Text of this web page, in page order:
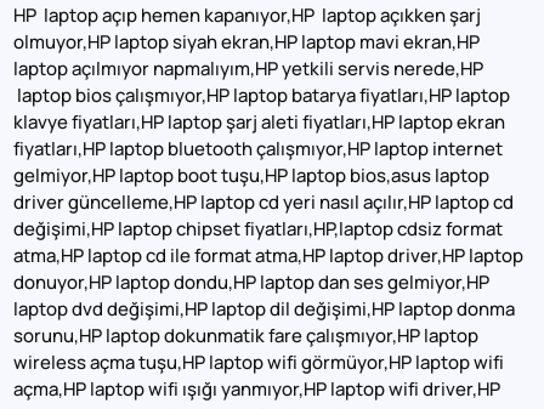
HP laptop açıp hemen kapanıyor,HP laptop açıkken şarj
olmuyor,HP laptop siyah ekran,HP laptop mavi ekran,HP
laptop açılmıyor napmalıyım,HP yetkili servis nerede,HP
laptop bios çalışmıyor,HP laptop batarya fiyatları,HP laptop
klavye fiyatları,HP laptop şarj aleti fiyatları,HP laptop ekran
fiyatları,HP laptop bluetooth çalışmıyor,HP laptop internet
gelmiyor,HP laptop boot tuşu,HP laptop bios,asus laptop
driver güncelleme,HP laptop cd yeri nasıl açılır,HP laptop cd
değişimi,HP laptop chipset fiyatları,HP,laptop cdsiz format
atma,HP laptop cd ile format atma,HP laptop driver,HP laptop
donuyor,HP laptop dondu,HP laptop dan ses gelmiyor,HP
laptop dvd değişimi,HP laptop dil değişimi,HP laptop donma
sorunu,HP laptop dokunmatik fare çalışmıyor,HP laptop
wireless açma tuşu,HP laptop wifi görmüyor,HP laptop wifi
açma,HP laptop wifi ışığı yanmıyor,HP laptop wifi driver,HP